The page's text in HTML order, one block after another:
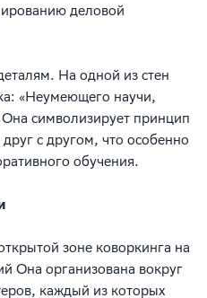
деловой
На одной из стен
«Неумеющего научи,
символизирует принцип
с другом, что особенно
обучения.
зоне коворкинга на
Она организована вокруг
каждый из которых